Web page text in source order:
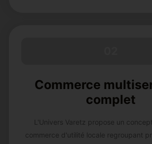
Commerce
complet
L'Univers Varetz propose un
commerce d'utilité locale regroupant